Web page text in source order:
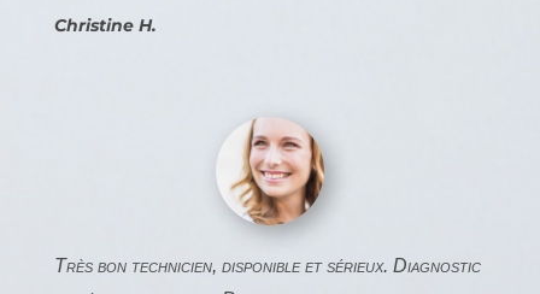
Christine H.
Très bon technicien, disponible et sérieux. Diagnostic